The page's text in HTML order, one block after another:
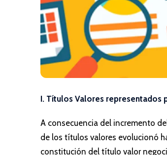
I. Títulos Valores representados
A consecuencia del incremento
de los títulos valores evolucionó
constitución del título valor